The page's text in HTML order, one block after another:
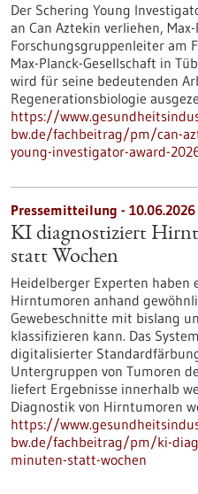
Der Schering Young
an Can Aztekin verliehen,
Forschungsgruppenleiter am
Max-Planck-Gesellschaft in
wird für seine bedeutenden
Regenerationsbiologie
https://
bw.de/fachbeitrag/pm/can-
young-investigator-award-
Pressemitteilung - 10.06.2026
KI diagnostiziert
statt Wochen
Heidelberger Experten haben
Hirntumoren anhand
Gewebeschnitte mit bislang
klassifizieren kann. Das
digitalisierter
Untergruppen von Tumoren
liefert Ergebnisse innerhalb
Diagnostik von Hirntumoren
https://
bw.de/fachbeitrag/pm/ki-
minuten-statt-wochen